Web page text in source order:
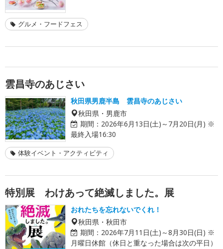
グルメ・フードフェス
雲昌寺のあじさい
秋田県男鹿半島 雲昌寺のあじさい
秋田県・男鹿市
期間： 2026年6月13日(土)～7月20日(月) ※
最終入場16:30
体験イベント・アクティビティ
特別展 わけあって絶滅しました。展
おれたちを忘れないでくれ！
秋田県・秋田市
期間： 2026年7月11日(土)～8月30日(日) ※
月曜日休館（休日と重なった場合は次の平日）